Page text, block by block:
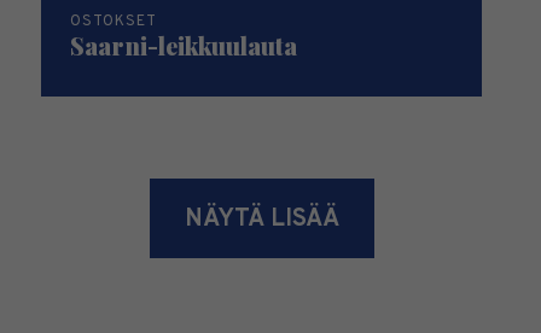
OSTOKSET
Saarni-leikkuulauta
NÄYTÄ LISÄÄ